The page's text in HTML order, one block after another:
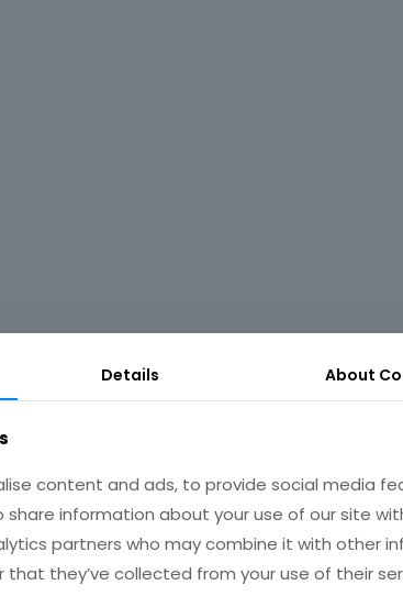
Details About
content and ads, to provide social media
share information about your use of our site
partners who may combine it with other
that they’ve collected from your use of their